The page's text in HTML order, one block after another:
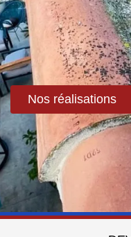
Nos réalisations